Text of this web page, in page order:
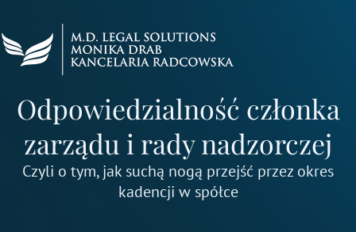
do
treści
Odpowiedzialność członka
zarządu i rady nadzorczej
Czyli o tym, jak suchą nogą przejść przez okres
kadencji w spółce